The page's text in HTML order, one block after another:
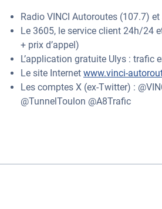
Radio VINCI Autoroutes (107.7)
Le 3605, le service client 24h/24
+ prix d’appel)
L’application gratuite Ulys : trafic
Le site Internet www.vinci-
Les comptes X (ex-Twitter) :
@TunnelToulon @A8Trafic